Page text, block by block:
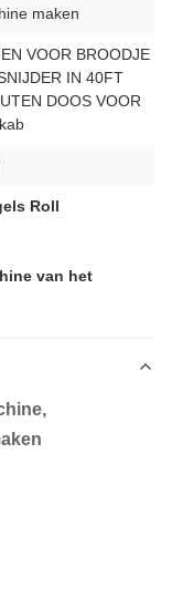
maken
VOOR BROODJE
IN 40FT
DOOS VOOR
Roll
van het